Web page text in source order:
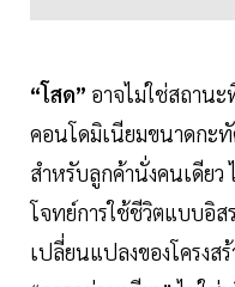
“โสด” อาจไม่ใช่สถาน
คอนโดมิเนียมขนาดกะ
สำหรับลูกค้านั่งคนเดีย
โจทย์การใช้ชีวิตแบบอิส
เปลี่ยนแปลงของโครงส